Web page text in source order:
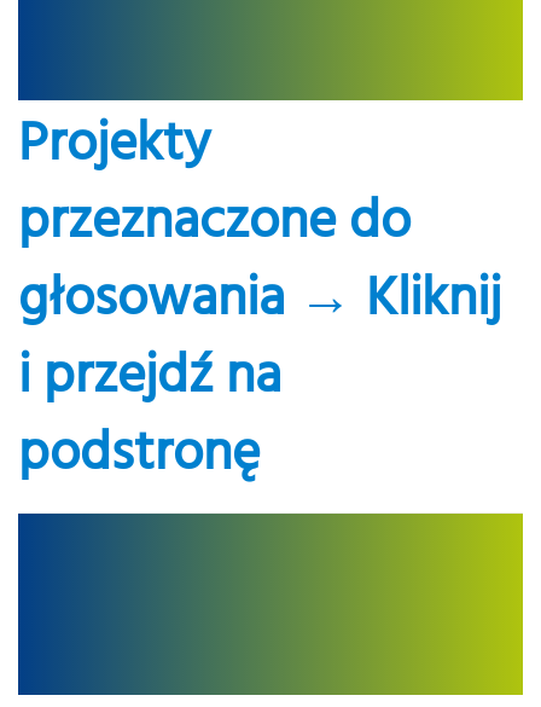
Projekty
przeznaczone do
głosowania → Kliknij
i przejdź na
podstronę